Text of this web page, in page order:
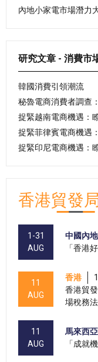
內地小家電市場潛力
研究文章 - 消費市
韓國消費引領潮流
秘魯電商消費者調查
捉緊越南電商機遇：
捉緊菲律賓電商機遇
捉緊印尼電商機遇：
香港貿發
1-31
AUG
中國內地
「香港
11
AUG
香港
香港貿
場稅務法
11
AUG
馬來西亞
「成就